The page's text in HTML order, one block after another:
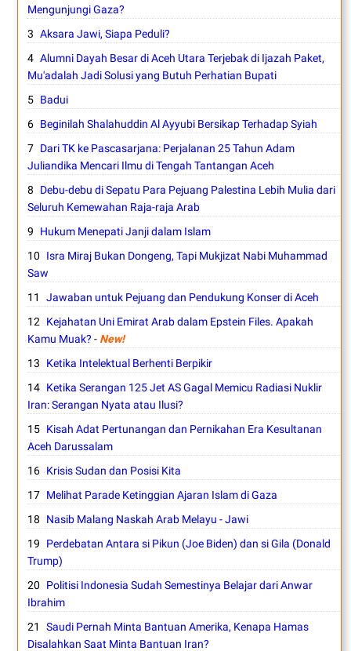
Mengunjungi Gaza?
Aksara Jawi, Siapa Peduli?
Alumni Dayah Besar di Aceh Utara Terjebak di Ijazah Paket,
Mu'adalah Jadi Solusi yang Butuh Perhatian Bupati
Badui
Beginilah Shalahuddin Al Ayyubi Bersikap Terhadap Syiah
Dari TK ke Pascasarjana: Perjalanan 25 Tahun Adam
Juliandika Mencari Ilmu di Tengah Tantangan Aceh
Debu-debu di Sepatu Para Pejuang Palestina Lebih Mulia dari
Seluruh Kemewahan Raja-raja Arab
Hukum Menepati Janji dalam Islam
Isra Miraj Bukan Dongeng, Tapi Mukjizat Nabi Muhammad
Saw
Jawaban untuk Pejuang dan Pendukung Konser di Aceh
Kejahatan Uni Emirat Arab dalam Epstein Files. Apakah
Kamu Muak? - New!
Ketika Intelektual Berhenti Berpikir
Ketika Serangan 125 Jet AS Gagal Memicu Radiasi Nuklir
Iran: Serangan Nyata atau Ilusi?
Kisah Adat Pertunangan dan Pernikahan Era Kesultanan
Aceh Darussalam
Krisis Sudan dan Posisi Kita
Melihat Parade Ketinggian Ajaran Islam di Gaza
Nasib Malang Naskah Arab Melayu - Jawi
Perdebatan Antara si Pikun (Joe Biden) dan si Gila (Donald
Trump)
Politisi Indonesia Sudah Semestinya Belajar dari Anwar
Ibrahim
Saudi Pernah Minta Bantuan Amerika, Kenapa Hamas
Disalahkan Saat Minta Bantuan Iran?